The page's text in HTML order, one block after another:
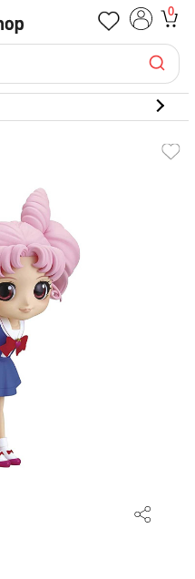
0
Moon Eternal Movie